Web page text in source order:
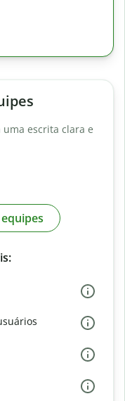
uma escrita clara e